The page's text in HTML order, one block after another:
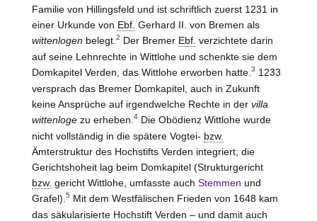
Familie von Hillingsfeld und ist schriftlich zuerst 1231 in
einer Urkunde von Ebf. Gerhard II. von Bremen als
wittenlogen belegt. 2 Der Bremer Ebf. verzichtete darin
auf seine Lehnrechte in Wittlohe und schenkte sie dem
Domkapitel Verden, das Wittlohe erworben hatte. 3 1233
versprach das Bremer Domkapitel, auch in Zukunft
keine Ansprüche auf irgendwelche Rechte in der villa
wittenlogezu erheben. 4Die Obödienz Wittlohe wurde
nicht vollständig in die spätere Vogtei- bzw.
Ämterstruktur des Hochstifts Verden integriert; die
Gerichtshoheit lag beim Domkapitel (Strukturgericht
bzw. gericht Wittlohe, umfasste auch Stemmen und
Grafel). 5Mit dem Westfälischen Frieden von 1648 kam
das säkularisierte Hochstift Verden – und damit auch